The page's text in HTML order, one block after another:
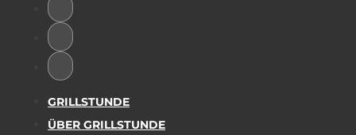
GRILLSTUNDE
ÜBER GRILLSTUNDE